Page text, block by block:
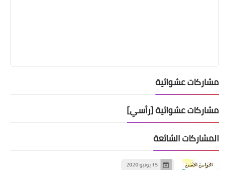
مشاركات عشوائية
مشاركات عشوائية [رأسي]
المشاركات الشائعة
15 يونيو 2020